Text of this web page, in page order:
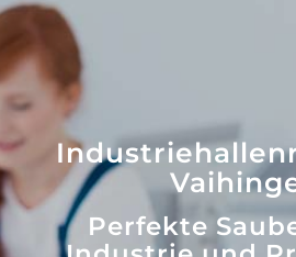
Perfekte